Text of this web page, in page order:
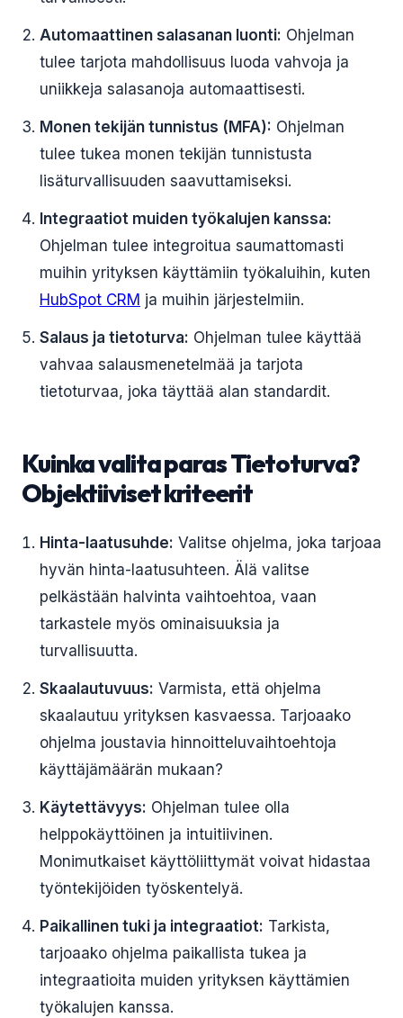
Automaattinen salasanan luonti: Ohjelman
tulee tarjota mahdollisuus luoda vahvoja ja
uniikkeja salasanoja automaattisesti.
Monen tekijän tunnistus (MFA): Ohjelman
tulee tukea monen tekijän tunnistusta
lisäturvallisuuden saavuttamiseksi.
Integraatiot muiden työkalujen kanssa:
Ohjelman tulee integroitua saumattomasti
muihin yrityksen käyttämiin työkaluihin, kuten
HubSpot CRM ja muihin järjestelmiin.
Salaus ja tietoturva: Ohjelman tulee käyttää
vahvaa salausmenetelmää ja tarjota
tietoturvaa, joka täyttää alan standardit.
Kuinka valita paras Tietoturva?
Objektiiviset kriteerit
Hinta-laatusuhde: Valitse ohjelma, joka tarjoaa
hyvän hinta-laatusuhteen. Älä valitse
pelkästään halvinta vaihtoehtoa, vaan
tarkastele myös ominaisuuksia ja
turvallisuutta.
Skaalautuvuus: Varmista, että ohjelma
skaalautuu yrityksen kasvaessa. Tarjoaako
ohjelma joustavia hinnoitteluvaihtoehtoja
käyttäjämäärän mukaan?
Käytettävyys: Ohjelman tulee olla
helppokäyttöinen ja intuitiivinen.
Monimutkaiset käyttöliittymät voivat hidastaa
työntekijöiden työskentelyä.
Paikallinen tuki ja integraatiot: Tarkista,
tarjoaako ohjelma paikallista tukea ja
integraatioita muiden yrityksen käyttämien
työkalujen kanssa.